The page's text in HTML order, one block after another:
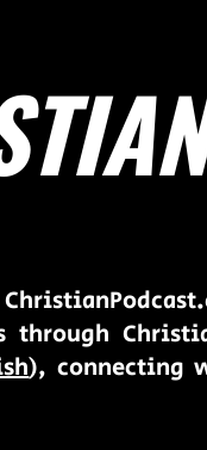
through
), connecting